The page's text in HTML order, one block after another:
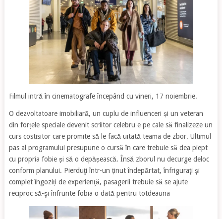
Filmul intră în cinematografe începând cu vineri, 17 noiembrie.
O dezvoltatoare imobiliară, un cuplu de influenceri și un veteran
din forțele speciale devenit scriitor celebru e pe cale să finalizeze un
curs costisitor care promite să le facă uitată teama de zbor. Ultimul
pas al programului presupune o cursă în care trebuie să dea piept
cu propria fobie și să o depășească. Însă zborul nu decurge deloc
conform planului. Pierduţi într-un ținut îndepărtat, înfriguraţi şi
complet îngoziți de experienţă, pasagerii trebuie să se ajute
reciproc să-şi înfrunte fobia o dată pentru totdeauna